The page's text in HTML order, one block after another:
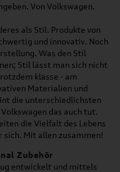
Von Volkswagen.
als Stil. Produkte von
und innovativ. Noch
Was den Stil
Stil lässt man sich nicht
klasse - am
Materialien und
die unterschiedlichsten
das auch tut.
die Vielfalt des Lebens
sich. Mit allen zusammen!
Zubehör
entwickelt und mittels